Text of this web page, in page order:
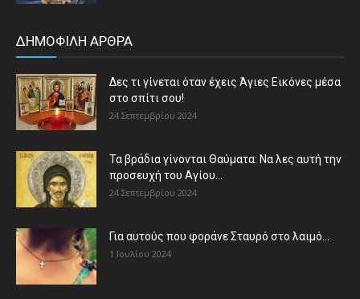
ΔΗΜΟΦΙΛΗ ΑΡΘΡΑ
Δες τι γίνεται όταν έχεις Άγιες Εικόνες μέσα
στο σπίτι σου!
24 Σεπτεμβρίου 2024
Τα βράδια γίνονται Θαύματα: Να λες αυτή την
προσευχή του Αγίου...
24 Σεπτεμβρίου 2024
Για αυτούς που φοράνε Σταυρό στο λαιμό…
1 Ιουλίου 2024